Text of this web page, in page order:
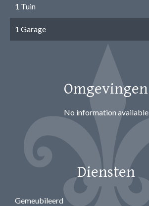
1 Tuin
1 Garage
Omgevingen
No information available
Diensten
Gemeubileerd